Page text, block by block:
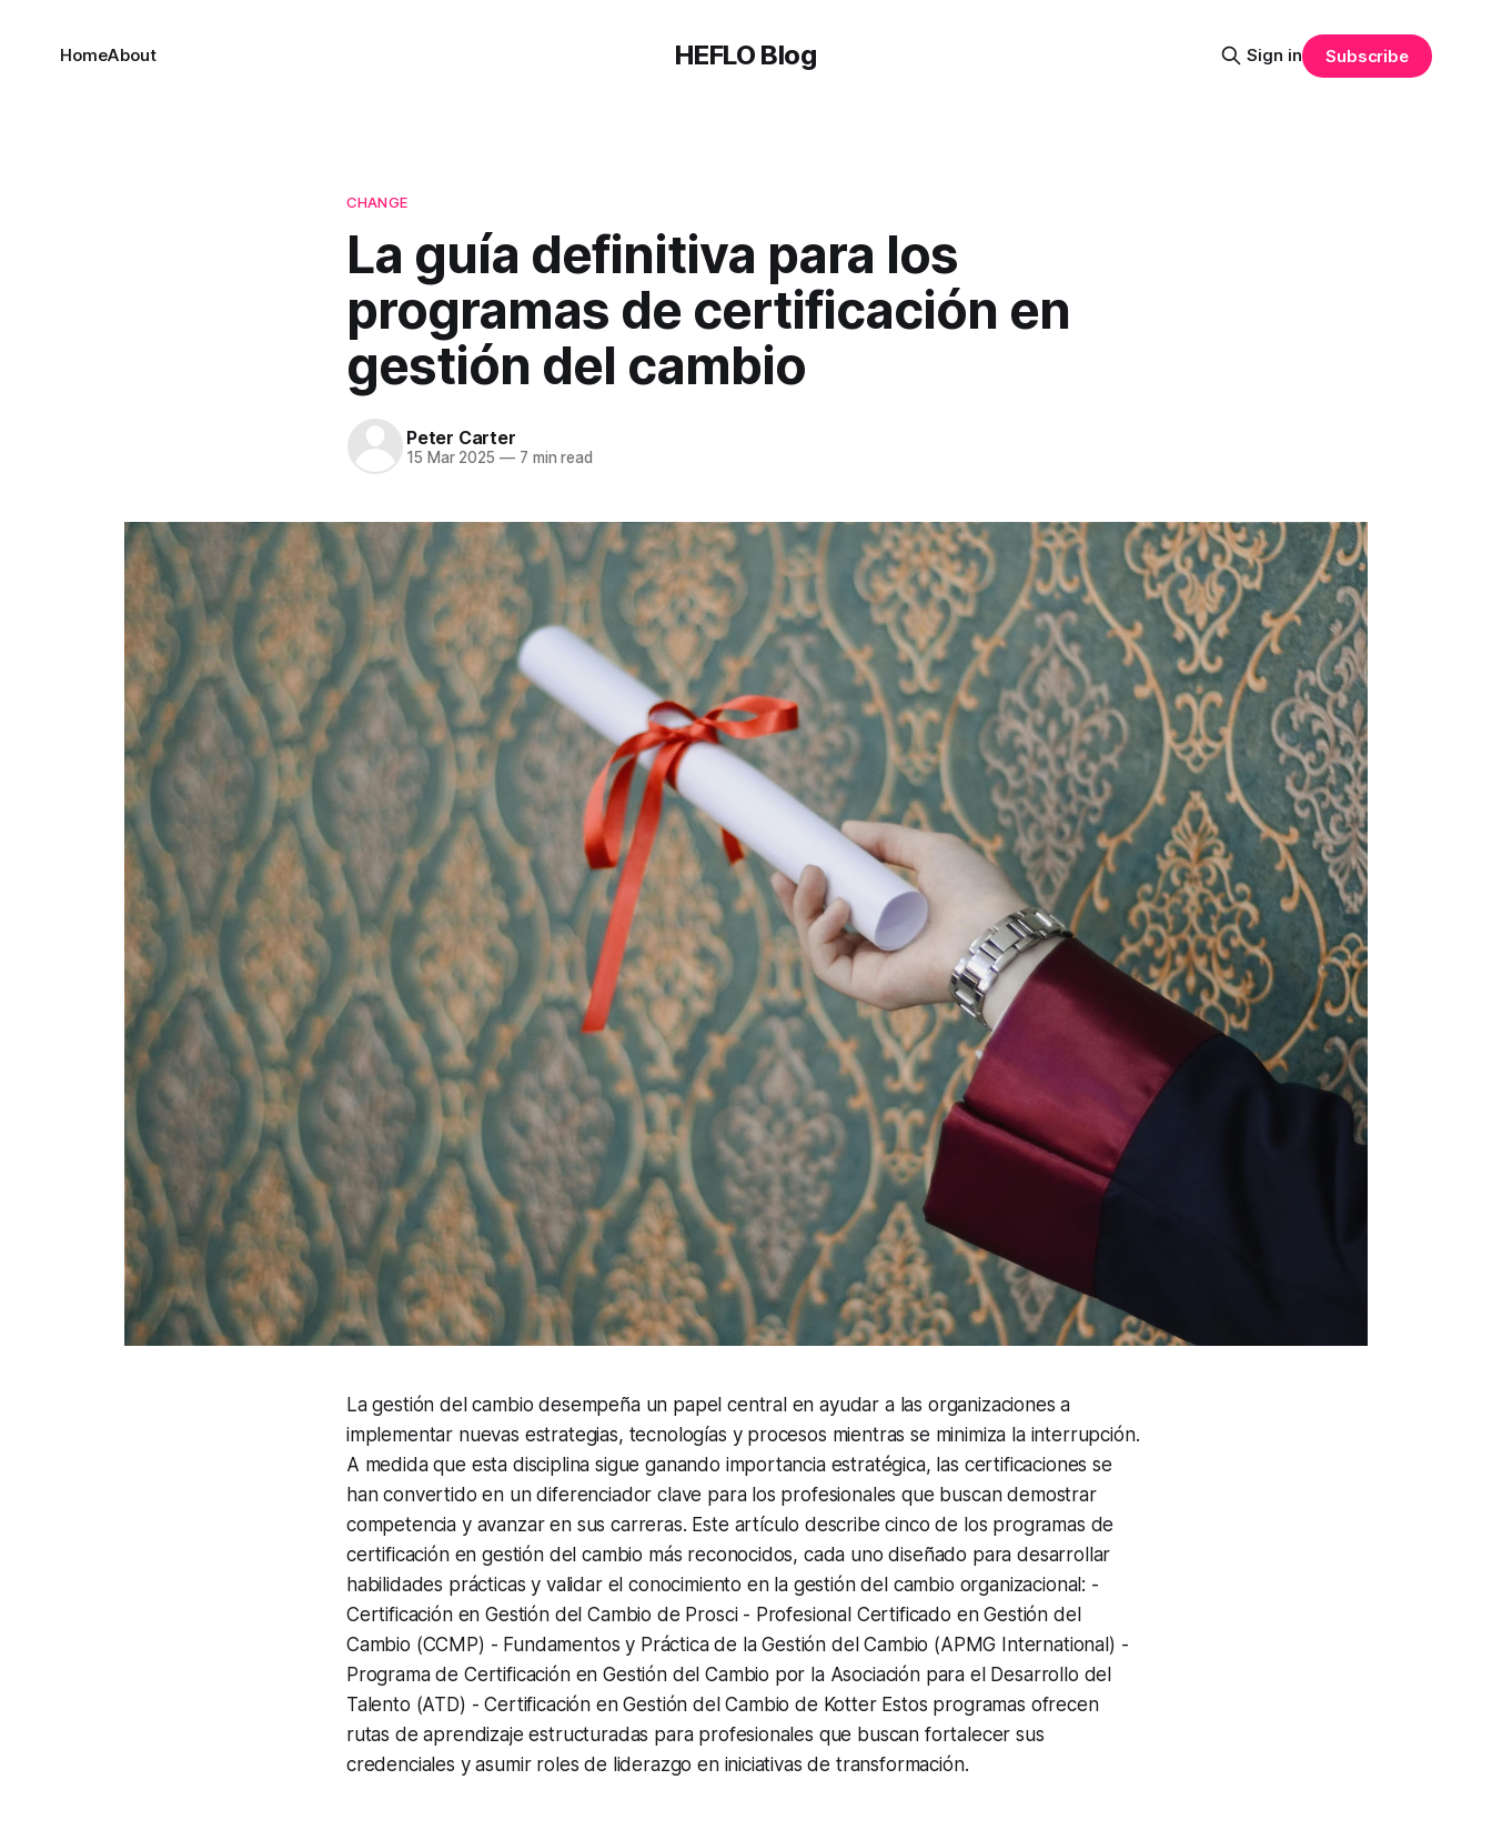
HEFLO Blog
HomeAbout Sign in Subscribe
CHANGE
La guía definitiva para los
programas de certificación en
gestión del cambio
Peter Carter
15 Mar 2025 —7 min read
La gestión del cambio desempeña un papel central en ayudar a las organizaciones a
implementar nuevas estrategias, tecnologías y procesos mientras se minimiza la interrupción.
A medida que esta disciplina sigue ganando importancia estratégica, las certificaciones se
han convertido en un diferenciador clave para los profesionales que buscan demostrar
competencia y avanzar en sus carreras. Este artículo describe cinco de los programas de
certificación en gestión del cambio más reconocidos, cada uno diseñado para desarrollar
habilidades prácticas y validar el conocimiento en la gestión del cambio organizacional: -
Certificación en Gestión del Cambio de Prosci - Profesional Certificado en Gestión del
Cambio (CCMP) - Fundamentos y Práctica de la Gestión del Cambio (APMG International) -
Programa de Certificación en Gestión del Cambio por la Asociación para el Desarrollo del
Talento (ATD) - Certificación en Gestión del Cambio de Kotter Estos programas ofrecen
rutas de aprendizaje estructuradas para profesionales que buscan fortalecer sus
credenciales y asumir roles de liderazgo en iniciativas de transformación.